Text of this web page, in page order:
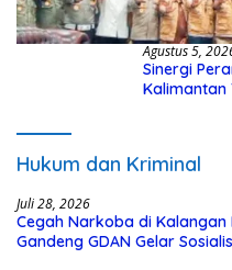
Agustus 5,
Sinergi
Kalimantan
Hukum dan Kriminal
Juli 28, 2026
Cegah Narkoba di Kalangan
Gandeng GDAN Gelar